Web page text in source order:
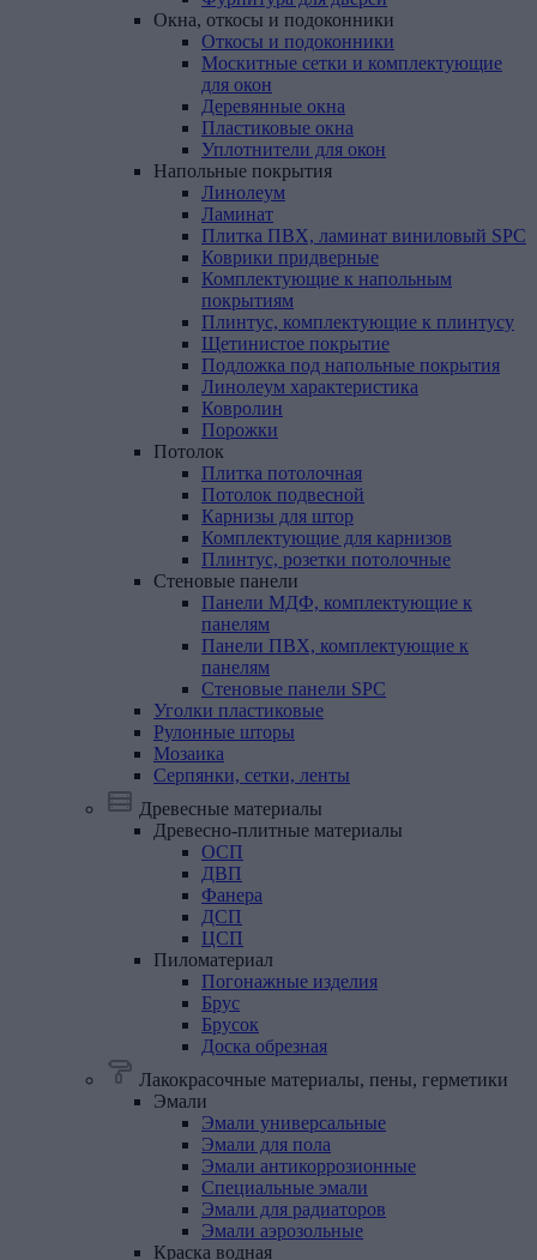
Окна, откосы и подоконники
Откосы и подоконники
Москитные сетки и комплектующие
для окон
Деревянные окна
Пластиковые окна
Уплотнители для окон
Напольные покрытия
Линолеум
Ламинат
Плитка ПВХ, ламинат виниловый SPC
Коврики придверные
Комплектующие к напольным
покрытиям
Плинтус, комплектующие к плинтусу
Щетинистое покрытие
Подложка под напольные покрытия
Линолеум характеристика
Ковролин
Порожки
Потолок
Плитка потолочная
Потолок подвесной
Карнизы для штор
Комплектующие для карнизов
Плинтус, розетки потолочные
Стеновые панели
Панели МДФ, комплектующие к
панелям
Панели ПВХ, комплектующие к
панелям
Стеновые панели SPC
Уголки пластиковые
Рулонные шторы
Мозаика
Серпянки, сетки, ленты
Древесные материалы
Древесно-плитные материалы
ОСП
ДВП
Фанера
ДСП
ЦСП
Пиломатериал
Погонажные изделия
Брус
Брусок
Доска обрезная
Лакокрасочные материалы, пены, герметики
Эмали
Эмали универсальные
Эмали для пола
Эмали антикоррозионные
Специальные эмали
Эмали для радиаторов
Эмали аэрозольные
Краска водная